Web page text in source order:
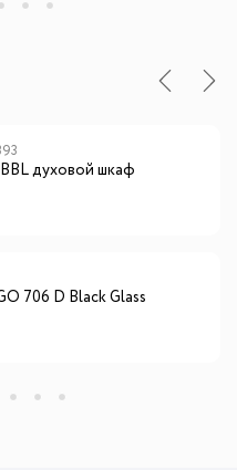
духовой шкаф
706 D Black Glass